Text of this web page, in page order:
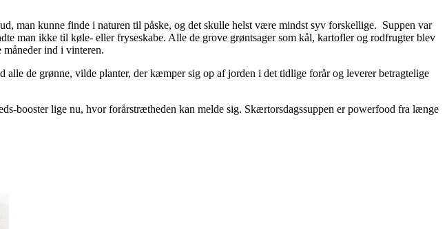
man kunne finde i naturen til påske, og det skulle helst være mindst syv forskellige. Suppen var
man ikke til køle- eller fryseskabe. Alle de grove grøntsager som kål, kartofler og rodfrugter blev
ind i vinteren.
de grønne, vilde planter, der kæmper sig op af jorden i det tidlige forår og leverer betragtelige
booster lige nu, hvor forårstrætheden kan melde sig. Skærtorsdagssuppen er powerfood fra længe